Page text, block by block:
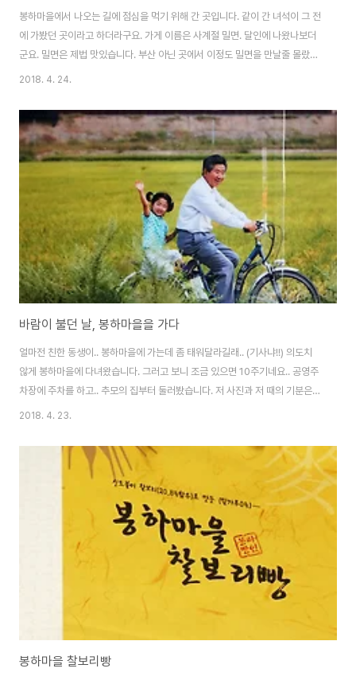
봉하마을에서 나오는 길에 점심을 먹기 위해 간 곳입니다. 같이 간 녀석이 그 전
에 가봤던 곳이라고 하더라구요. 가게 이름은 사계절 밀면. 달인에 나왔나보더
군요. 밀면은 제법 맛있습니다. 부산 아닌 곳에서 이정도 밀면을 만날줄 몰랐네
요. 근데 밀면집 대표메뉴중 하나인 만두는 매우 비추.. 피에선 밀가루 맛 나고..
는 압도적으로 밀면이 나았습니다. 밀면 드세요. ㅋ
2018. 4. 24.
바람이 불던 날, 봉하마을을 가다
얼마전 친한 동생이.. 봉하마을에 가는데 좀 태워달라길래.. (기사냐!!) 의도치
않게 봉하마을에 다녀왔습니다. 그러고 보니 조금 있으면 10주기네요.. 공영주
차장에 주차를 하고.. 추모의 집부터 둘러봤습니다. 저 사진과 저 때의 기분은
잊혀지지가 않네요. 서울역 앞에서 보며 훔쳤던 눈물이. [▣ in my life../┗ 모
한쪽에는 영상을 계속 틀어주고, 다른쪽은 전시관으로 되어 있습니다. 전 전시
관 위주로.. 노란 리본으로 만들어진 노통. 봉하마을은 이렇게 조성되어 있습니
다. 대통령 생가, 추모의 집, 묘역, 공원이 주 코스. 부엉이 바위는.. 그냥 여러생
각이 들 것 같아 오르지 않았습니다. 참 그리운 사람이죠. 묘지..
2018. 4. 23.
봉하마을 찰보리빵